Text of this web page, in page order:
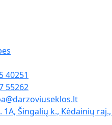
40251
55262
1A, Šingalių k., Kėdainių raj.,